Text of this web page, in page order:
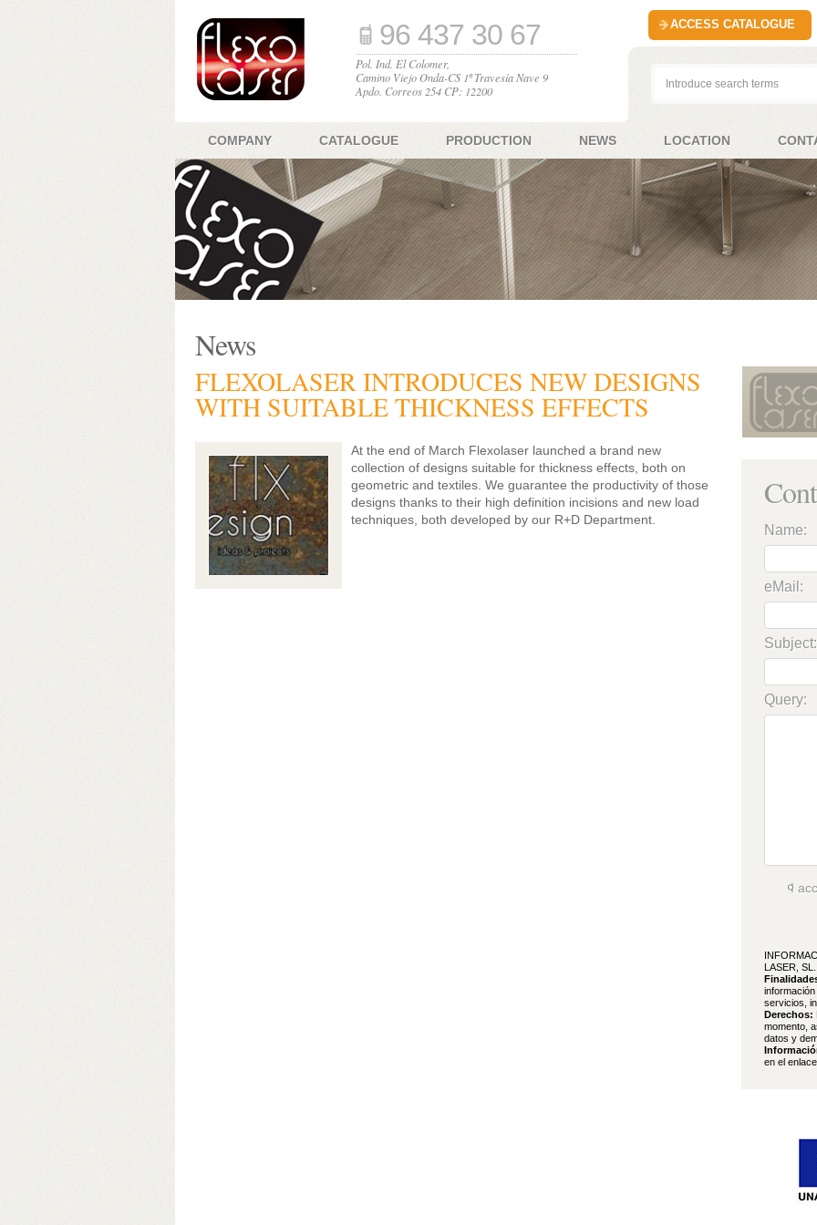
ACCESS CATALOGUE
96 437 30 67
Pol. Ind. El Colomer,
Camino Viejo Onda-CS 1ª Travesía Nave 9
Apdo. Correos 254 CP: 12200
COMPANY CATALOGUE PRODUCTION NEWS LOCATION
News
FLEXOLASER INTRODUCES NEW DESIGNS
WITH SUITABLE THICKNESS EFFECTS
At the end of March Flexolaser launched a brand new
collection of designs suitable for thickness effects, both on
geometric and textiles. We guarantee the productivity of those
designs thanks to their high definition incisions and new load
techniques, both developed by our R+D Department.
Name:
eMail:
Subject:
Query:
I
LASER, SL.
servicios,
Derechos:
momento,
datos y
en el